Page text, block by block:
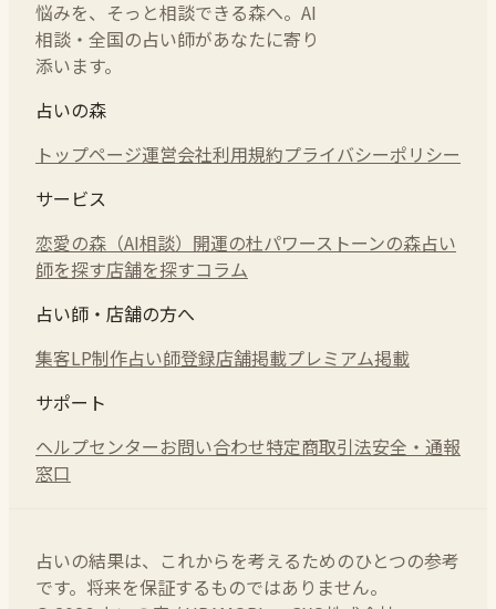
悩みを、そっと相談できる森へ。AI
相談・全国の占い師があなたに寄り
添います。
占いの森
トップページ運営会社利用規約プライバシーポリシー
サービス
恋愛の森（AI相談） 開運の杜パワーストーンの森占い
師を探す店舗を探すコラム
占い師・店舗の方へ
集客LP制作占い師登録店舗掲載プレミアム掲載
サポート
ヘルプセンターお問い合わせ特定商取引法安全・通報
窓口
占いの結果は、これからを考えるためのひとつの参考
です。将来を保証するものではありません。